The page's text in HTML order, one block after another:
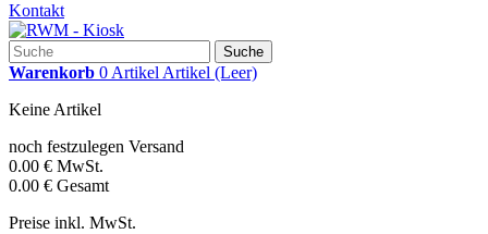
Kontakt
Suche
Warenkorb 0 Artikel Artikel (Leer)
Keine Artikel
noch festzulegen Versand
0.00 € MwSt.
0.00 € Gesamt
Preise inkl. MwSt.